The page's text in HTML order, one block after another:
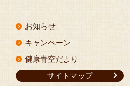
お知らせ
キャンペーン
健康青空だより
サイトマップ